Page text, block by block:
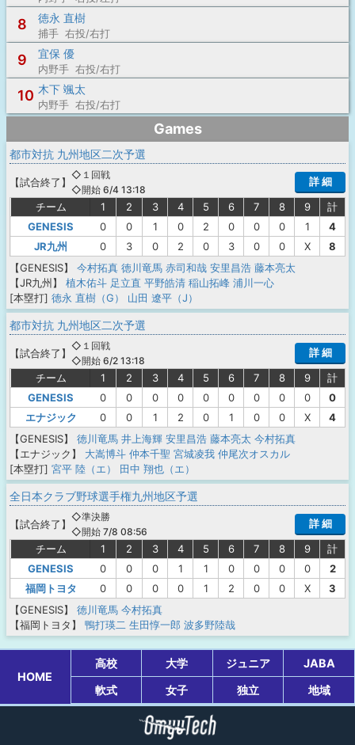
8 徳永 直樹
捕手 右投/右打
9 宜保 優
内野手 右投/右打
10 木下 颯太
内野手 右投/右打
Games
都市対抗 九州地区二次予選
【試合終了 】
◇１回戦
◇開始 6/4 13:18
詳 細
チーム 1 2 3 4 5 6 7 8 9
計
GENESIS
0 0 1 0 2 0 0 0 1
4
JR九州
0 3 0 2 0 3 0 0 X
8
【GENESIS】
今村拓真 徳川竜馬 赤司和哉 安里昌浩 藤本亮太
【JR九州】
植木佑斗 足立直 平野皓清 稲山拓峰 浦川一心
[本塁打] 徳永 直樹（G） 山田 遼平（J）
都市対抗 九州地区二次予選
【試合終了 】
◇１回戦
◇開始 6/2 13:18
詳 細
チーム 1 2 3 4 5 6 7 8 9
計
GENESIS
0 0 0 0 0 0 0 0 0
0
エナジック
0 0 1 2 0 1 0 0 X
4
【GENESIS】
徳川竜馬 井上海輝 安里昌浩 藤本亮太 今村拓真
【エナジック】
大嵩博斗 仲本千聖 宮城凌我 仲尾次オスカル
[本塁打] 宮平 陸（エ） 田中 翔也（エ）
全日本クラブ野球選手権九州地区予選
【試合終了 】
◇準決勝
◇開始 7/8 08:56
詳 細
チーム 1 2 3 4 5 6 7 8 9
計
GENESIS
0 0 0 1 1 0 0 0 0
2
福岡トヨタ
0 0 0 0 1 2 0 0 X
3
【GENESIS】
徳川竜馬 今村拓真
【福岡トヨタ】
鴨打瑛二 生田惇一郎 波多野陸哉
HOME
高校 大学 ジュニア
JABA
軟式
女子 独立 地域